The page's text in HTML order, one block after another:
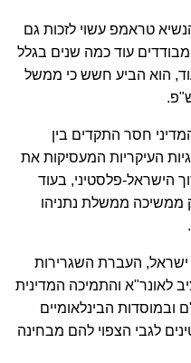
טראמפ עשוי לזכות גם
עוד כמה שנים בגלל
הוא הביע חשש כי ממשל
חסר התקדים בין
העיקריות המעסיקות את
הישראל-פלסטיני, בעוד
ממשיכה ממשלת נתניהו
העברת השגרירות
לאונר"א והתמיכה המדינית
הבינלאומיים
לגבי הצפוי להם מבחינה